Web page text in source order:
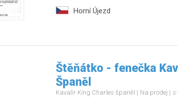
Horní Újezd
Štěňátko - fenečka
Španěl
Kavalír King Charles španěl Na prodej s